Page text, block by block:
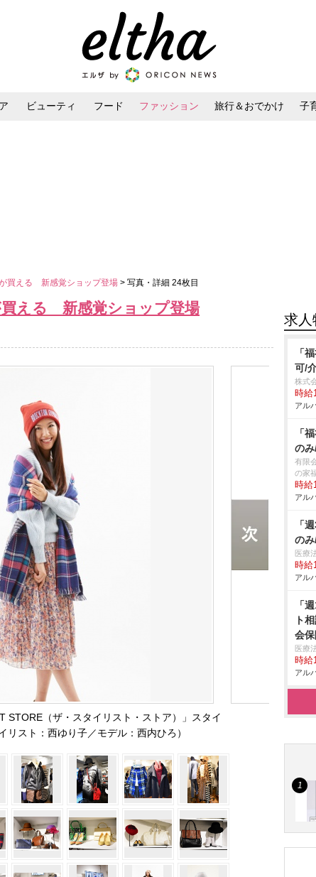
ビューティ フード ファッション 旅行＆おでかけ 子
買える 新感覚ショップ登場 > 写真・詳細 24枚目
える 新感覚ショップ登場
STORE（ザ・スタイリスト・ストア）」スタイ
スト：西ゆり子／モデル：西内ひろ）
求人
「
可/
株式
時給
アル
「
の
有限
の家
時給
アル
「
の
医療
時給
アル
「
ト
会
医療
時給
アル